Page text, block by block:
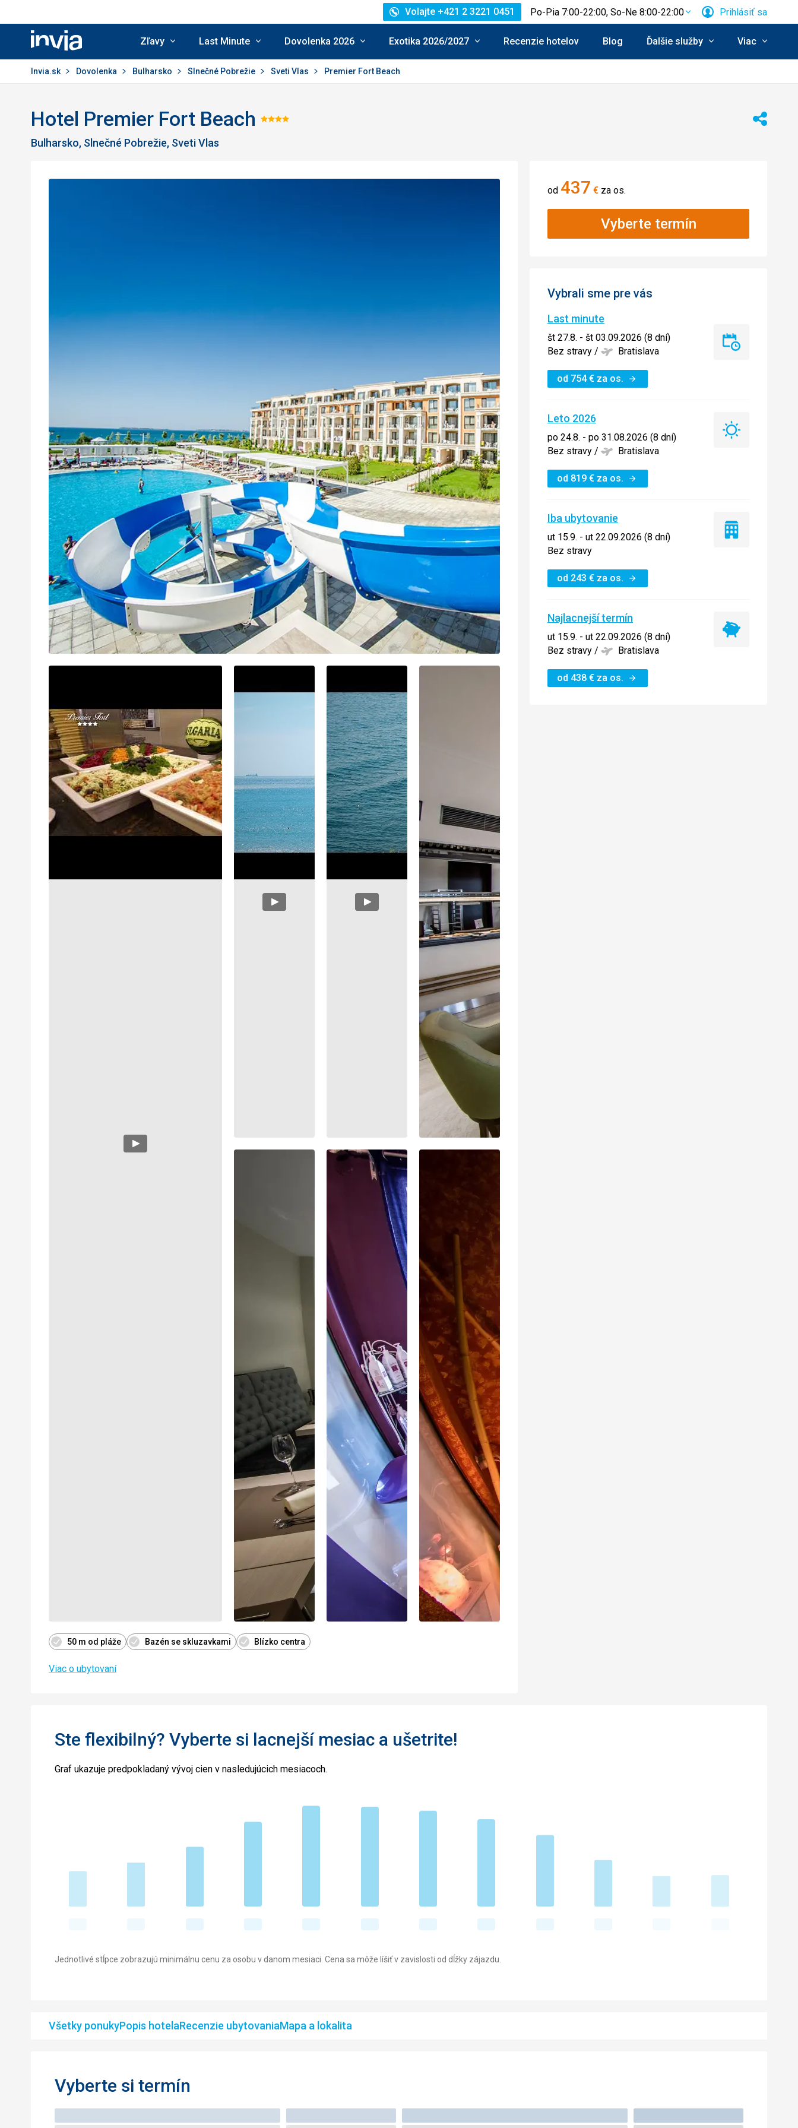
Invia.sk
Volajte +421 2 3221 0451 Po-Pia 7:00-22:00, So-Ne 8:00-22:00 Prihlásiť sa
Zľavy Last Minute Dovolenka 2026 Exotika 2026/2027 Recenzie hotelov Blog Ďalšie služby Viac
Invia.sk Dovolenka Bulharsko Slnečné Pobrežie Sveti Vlas Premier Fort Beach
Hotel Premier Fort Beach Hodnotenie:
Bulharsko, Slnečné Pobrežie, Sveti Vlas
Zdieľať
50 m od pláže Bazén se skluzavkami Blízko centra
Viac o ubytovaní
od 437 € za os.
Vyberte termín
Vybrali sme pre vás
Last minute
št 27.8. - št 03.09.2026 (8 dní)
Bez stravy / Bratislava
od 754€ za os.
Last
Leto 2026
po 24.8. - po 31.08.2026 (8 dní)
Bez stravy / Bratislava
od 819 € za os.
Leto
Iba ubytovanie
ut 15.9. - ut 22.09.2026 (8 dní)
Bez stravy
od 243 € za os.
Iba
Najlacnejší termín
ut 15.9. - ut 22.09.2026 (8 dní)
Bez stravy / Bratislava
od 438 € za os.
Najlacnejší
Ste flexibilný? Vyberte si lacnejší mesiac a ušetrite!
Graf ukazuje predpokladaný vývoj cien v nasledujúcich mesiacoch.
Jednotlivé stĺpce zobrazujú minimálnu cenu za osobu v danom mesiaci. Cena sa môže líšiť v zavislosti od dĺžky zájazdu.
Všetky ponukyPopis hotelaRecenzie ubytovaniaMapa a lokalita
Vyberte si termín